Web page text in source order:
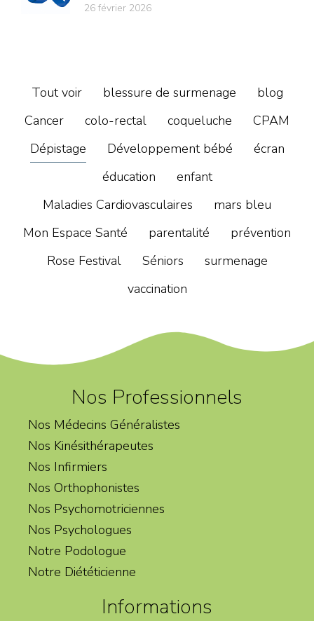
26 février 2026
Tout voir blessure de surmenage
blog
Cancer
colo-rectal coqueluche
CPAM
Dépistage
Développement bébé
écran
éducation
enfant
Maladies Cardiovasculaires
mars bleu
Mon Espace Santé
parentalité
prévention
Rose Festival
Séniors
surmenage
vaccination
Nos Professionnels
Nos Médecins Généralistes
Nos Kinésithérapeutes
Nos Infirmiers
Nos Orthophonistes
Nos Psychomotriciennes
Nos Psychologues
Notre Podologue
Notre Diététicienne
Informations